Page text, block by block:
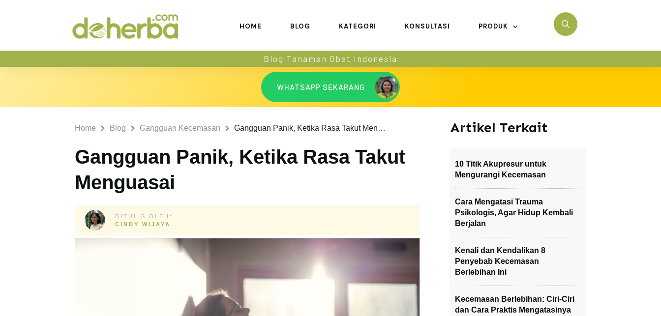
HOME BLOG KATEGORI KONSULTASI PRODUK
Blog Tanaman Obat Indonesia
WHATSAPP SEKARANG
Home Blog Gangguan Kecemasan Gangguan Panik, Ketika Rasa Takut Menguasai
Gangguan Panik, Ketika Rasa Takut
Menguasai
DITULIS OLEH:
CINDY WIJAYA
Artikel Terkait
10 Titik Akupresur untuk
Mengurangi Kecemasan
Cara Mengatasi Trauma
Psikologis, Agar Hidup Kembali
Berjalan
Kenali dan Kendalikan 8
Penyebab Kecemasan
Berlebihan Ini
Kecemasan Berlebihan: Ciri-Ciri
dan Cara Praktis Mengatasinya